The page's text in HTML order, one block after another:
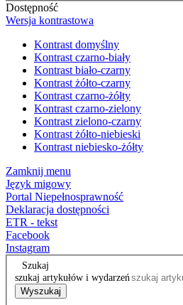
Dostępność
Wersja kontrastowa
Kontrast domyślny
Kontrast czarno-biały
Kontrast biało-czarny
Kontrast żółto-czarny
Kontrast czarno-żółty
Kontrast czarno-zielony
Kontrast zielono-czarny
Kontrast żółto-niebieski
Kontrast niebiesko-żółty
Zamknij menu
Język migowy
Portal Niepełnosprawność
Deklaracja dostępności
ETR - tekst
Facebook
Instagram
Szukaj
szukaj artykułów i wydarzeń
Wyszukaj